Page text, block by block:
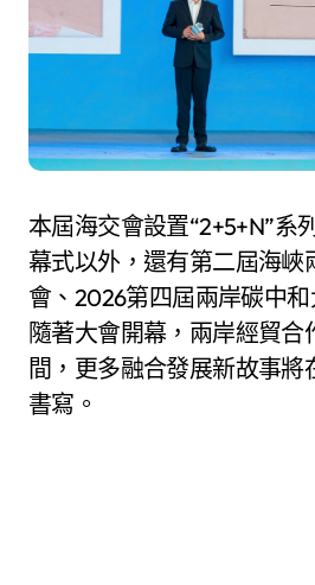
本屆海交會設置“2+5+N”系
幕式以外，還有第二屆海峽
會、2026第四屆兩岸碳中和
隨著大會開幕，兩岸經貿合
間，更多融合發展新故事將
書寫。